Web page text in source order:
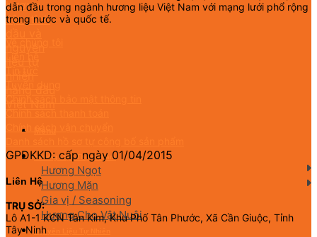
Hương Liệu Thực Phẩm
Hương Ngọt
Hương Mặn
Gia vị / Seasoning
Hương Cho Vật Nuôi
Nguyên Liệu Tự Nhiên
dẫn đầu trong ngành hương liệu Việt Nam với mạng lưới phổ rộng
trong nước và quốc tế.
Chính sách vận chuyển
GPDKKD: cấp ngày 01/04/2015
Liên Hệ
TRỤ SỞ:
Lô A1-1 KCN Tân Kim, Khu Phố Tân Phước, Xã Cần Giuộc, Tỉnh
Tây Ninh